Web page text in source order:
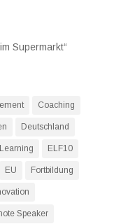
Supermarkt“
Coaching
Deutschland
ELF10
EU Fortbildung
Speaker